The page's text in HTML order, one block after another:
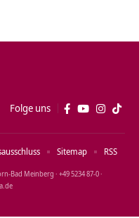
Folge uns
Meinberg · +49 5234 87‑0 ·
Sitemap RSS